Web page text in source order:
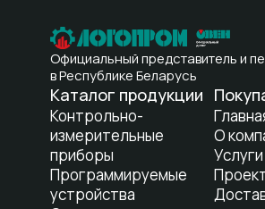
Официальный представитель и
в Республике Беларусь
Каталог продукции
Контрольно-
измерительные
приборы
Программируемые
устройства
О
Услуги